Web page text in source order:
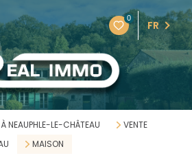
0
FR
NEAUPHLE-LE-CHÂTEAU
VENTE
MAISON